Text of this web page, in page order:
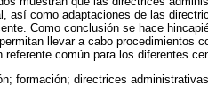
así como adaptaciones de las
Como conclusión se hace
llevar a cabo procedimientos
común para los diferentes
formación; directrices